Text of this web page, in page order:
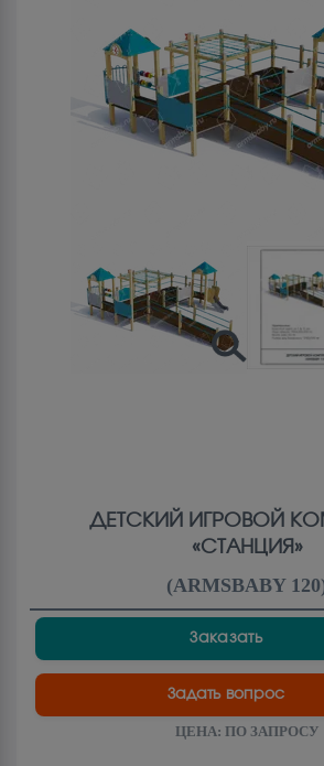
ДЕТСКИЙ ИГРОВОЙ
«СТАНЦИЯ»
(ARMSBABY 120
Заказать
Задать вопрос
ЦЕНА: ПО ЗАПРОСУ